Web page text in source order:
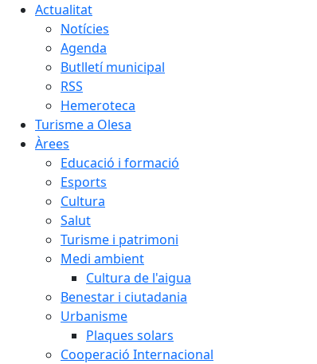
Actualitat
Notícies
Agenda
Butlletí municipal
RSS
Hemeroteca
Turisme a Olesa
Àrees
Educació i formació
Esports
Cultura
Salut
Turisme i patrimoni
Medi ambient
Cultura de l'aigua
Benestar i ciutadania
Urbanisme
Plaques solars
Cooperació Internacional